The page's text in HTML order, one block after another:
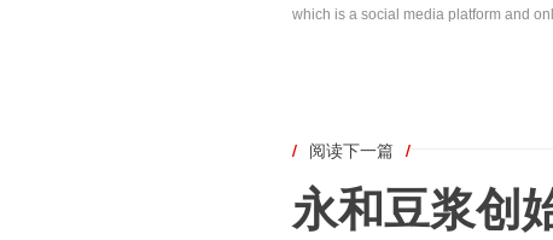
which is a social media platform and
/ 阅读下一篇 /
永和豆浆创